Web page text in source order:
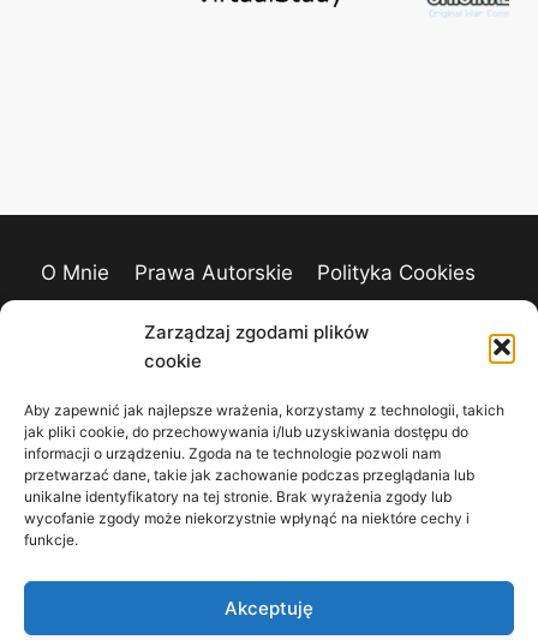
Zarządzaj zgodami plików
cookie
Aby zapewnić jak najlepsze wrażenia, korzystamy z technologii, takich
jak pliki cookie, do przechowywania i/lub uzyskiwania dostępu do
informacji o urządzeniu. Zgoda na te technologie pozwoli nam
przetwarzać dane, takie jak zachowanie podczas przeglądania lub
unikalne identyfikatory na tej stronie. Brak wyrażenia zgody lub
wycofanie zgody może niekorzystnie wpłynąć na niektóre cechy i
funkcje.
Akceptuję
O Mnie Prawa Autorskie
Polityka Cookies